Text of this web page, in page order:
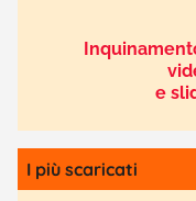
e
I più scaricati